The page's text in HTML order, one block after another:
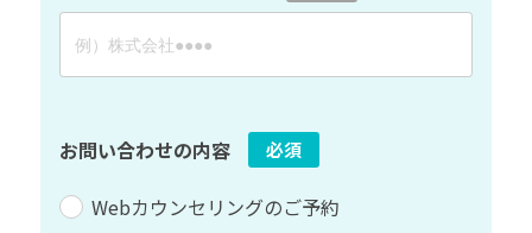
お問い合わせの内容 必須
Webカウンセリングのご予約